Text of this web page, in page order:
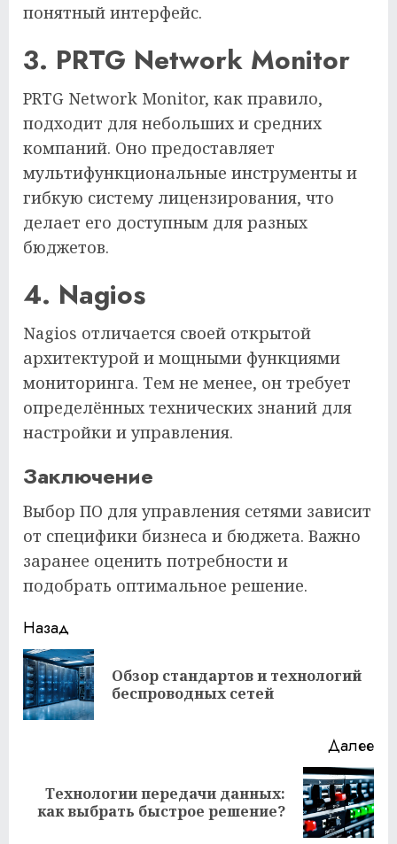
понятный интерфейс.
3. PRTG Network Monitor
PRTG Network Monitor, как правило,
подходит для небольших и средних
компаний. Оно предоставляет
мультифункциональные инструменты и
гибкую систему лицензирования, что
делает его доступным для разных
бюджетов.
4. Nagios
Nagios отличается своей открытой
архитектурой и мощными функциями
мониторинга. Тем не менее, он требует
определённых технических знаний для
настройки и управления.
Заключение
Выбор ПО для управления сетями зависит
от специфики бизнеса и бюджета. Важно
заранее оценить потребности и
подобрать оптимальное решение.
Продолжить
чтение
Назад
Обзор стандартов и технологий
беспроводных сетей
Далее
Следующая
запись:
Технологии передачи данных:
как выбрать быстрое решение?